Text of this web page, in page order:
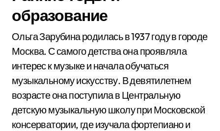
образование
Ольга Зарубина родилась в 1937 году в городе
Москва. С самого детства она проявляла
интерес к музыке и начала обучаться
музыкальному искусству. В девятилетнем
возрасте она поступила в Центральную
детскую музыкальную школу при Московской
консерватории, где изучала фортепиано и